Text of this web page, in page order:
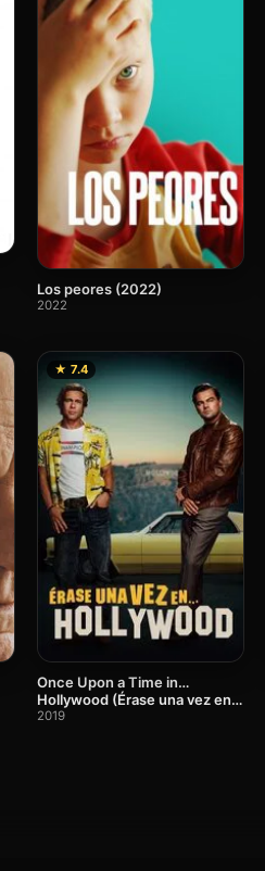
Los peores (2022)
2022
★ 7.4
Once Upon a Time in…
Hollywood (Érase una vez en…
Hollywood)
2019